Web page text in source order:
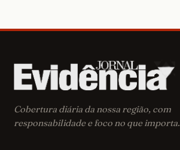
Cobertura diária da nossa região, com
responsabilidade e foco no que importa.